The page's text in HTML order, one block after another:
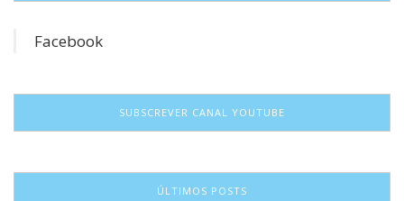
Facebook
SUBSCREVER CANAL YOUTUBE
ÚLTIMOS POSTS